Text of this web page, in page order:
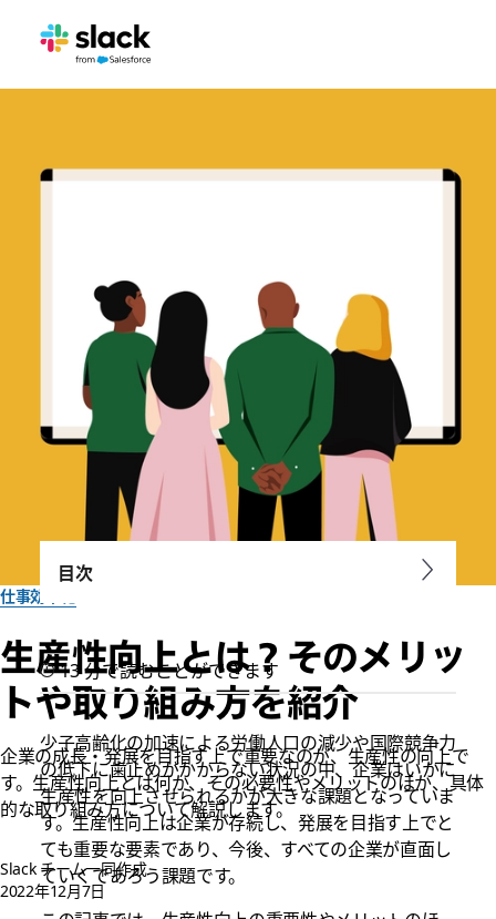
仕事効率化
生産性向上とは？そのメリッ
トや取り組み方を紹介
企業の成長・発展を目指す上で重要なのが、生産性の向上で
す。生産性向上とは何か、その必要性やメリットのほか、具体
的な取り組み方について解説します。
Slack チーム一同作成
2022年12月7日
目次
13 分で読むことができます
少子高齢化の加速による労働人口の減少や国際競争力
の低下に歯止めがかからない状況の中、企業はいかに
生産性を向上させられるかが大きな課題となっていま
す。生産性向上は企業が存続し、発展を目指す上でと
ても重要な要素であり、今後、すべての企業が直面し
ていくであろう課題です。